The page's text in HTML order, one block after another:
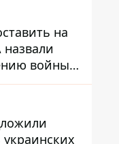
за
на
войны -
Journal